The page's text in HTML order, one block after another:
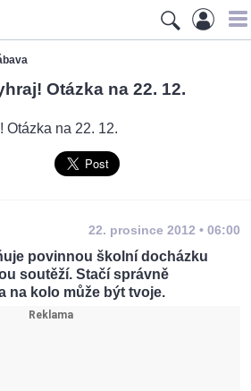
Otázka na 22. 12.
22. prosince 2012 • 06:00
povinnou školní docházku
soutěží. Stačí správně
na kolo může být tvoje.